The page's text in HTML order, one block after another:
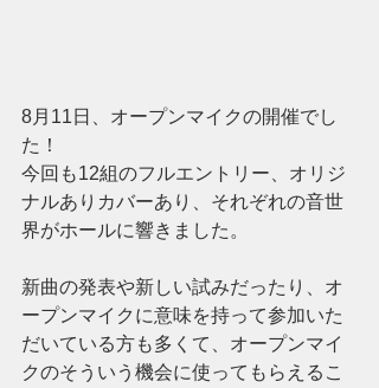
8月11日、オープンマイクの開催でし
た！
今回も12組のフルエントリー、オリジ
ナルありカバーあり、それぞれの音世
界がホールに響きました。
新曲の発表や新しい試みだったり、オ
ープンマイクに意味を持って参加いた
だいている方も多くて、オープンマイ
クのそういう機会に使ってもらえるこ